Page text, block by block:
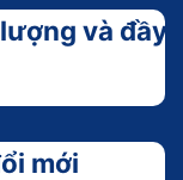
và đầy
mới